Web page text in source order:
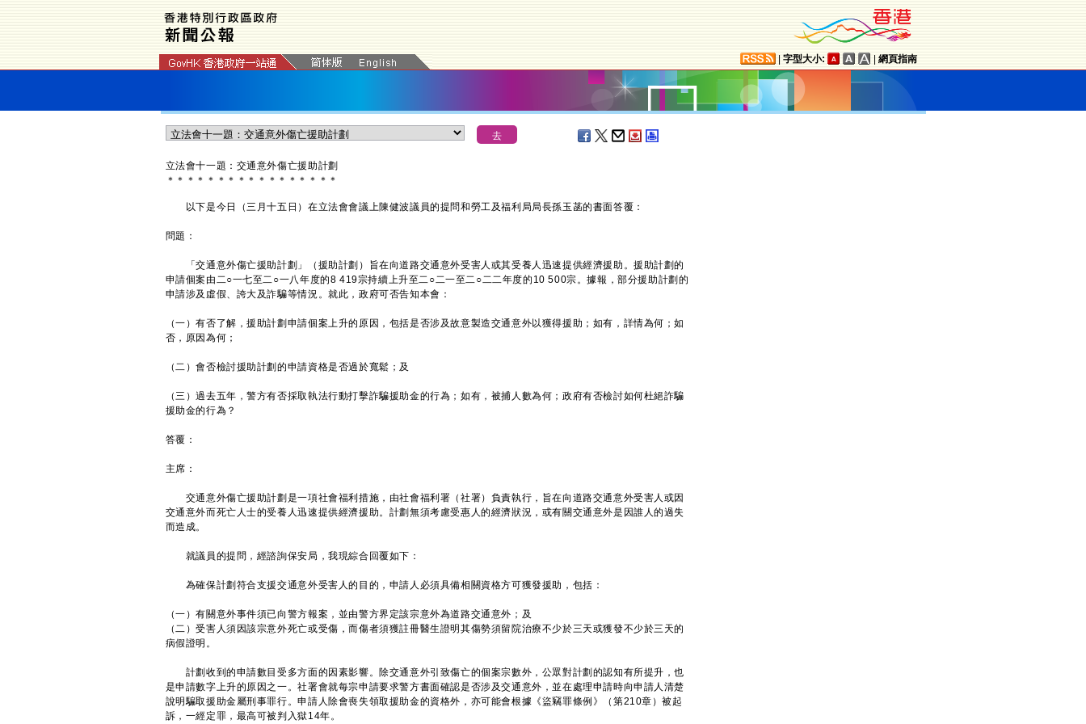
字型大小: 網頁指南
立法會十一題：交通意外傷亡援助計劃
＊ ＊ ＊ ＊ ＊ ＊ ＊ ＊ ＊ ＊ ＊ ＊ ＊ ＊ ＊ ＊ ＊
以下是今日（三月十五日）在立法會會議上陳健波議員的提問和勞工及福利局局長孫玉菡的書面答覆：
問題：
「交通意外傷亡援助計劃」（援助計劃）旨在向道路交通意外受害人或其受養人迅速提供經濟援助。援助計劃的
申請個案由二○一七至二○一八年度的8 419宗持續上升至二○二一至二○二二年度的10 500宗。據報，部分援助計劃的
申請涉及虛假、誇大及詐騙等情況。就此，政府可否告知本會：
（一）有否了解，援助計劃申請個案上升的原因，包括是否涉及故意製造交通意外以獲得援助；如有，詳情為何；如
否，原因為何；
（二）會否檢討援助計劃的申請資格是否過於寬鬆；及
（三）過去五年，警方有否採取執法行動打擊詐騙援助金的行為；如有，被捕人數為何；政府有否檢討如何杜絕詐騙
援助金的行為？
答覆：
主席：
交通意外傷亡援助計劃是一項社會福利措施，由社會福利署（社署）負責執行，旨在向道路交通意外受害人或因
交通意外而死亡人士的受養人迅速提供經濟援助。計劃無須考慮受惠人的經濟狀況，或有關交通意外是因誰人的過失
而造成。
就議員的提問，經諮詢保安局，我現綜合回覆如下：
為確保計劃符合支援交通意外受害人的目的，申請人必須具備相關資格方可獲發援助，包括：
（一）有關意外事件須已向警方報案，並由警方界定該宗意外為道路交通意外；及
（二）受害人須因該宗意外死亡或受傷，而傷者須獲註冊醫生證明其傷勢須留院治療不少於三天或獲發不少於三天的
病假證明。
計劃收到的申請數目受多方面的因素影響。除交通意外引致傷亡的個案宗數外，公眾對計劃的認知有所提升，也
是申請數字上升的原因之一。社署會就每宗申請要求警方書面確認是否涉及交通意外，並在處理申請時向申請人清楚
說明騙取援助金屬刑事罪行。申請人除會喪失領取援助金的資格外，亦可能會根據《盜竊罪條例》（第210章）被起
訴，一經定罪，最高可被判入獄14年。